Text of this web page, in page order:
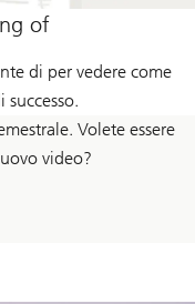
of
di per vedere come
Volete essere
video?